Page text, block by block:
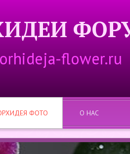
orhideja-flower.ru
ФОТО О НАС